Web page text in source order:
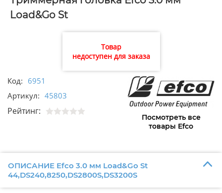
Load&Go St
44,DS240,8250,DS2800S,DS3200S
Товар
недоступен для заказа
Код: 6951
Артикул: 45803
Рейтинг:
Посмотреть все
товары Efco
ОПИСАНИЕ Efco 3.0 мм Load&Go St
44,DS240,8250,DS2800S,DS3200S